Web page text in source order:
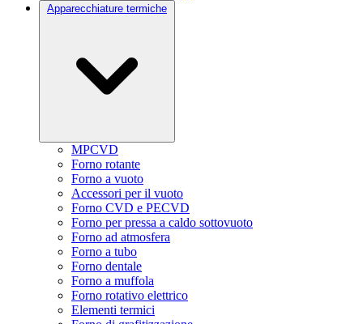
Apparecchiature termiche
MPCVD
Forno rotante
Forno a vuoto
Accessori per il vuoto
Forno CVD e PECVD
Forno per pressa a caldo sottovuoto
Forno ad atmosfera
Forno a tubo
Forno dentale
Forno a muffola
Forno rotativo elettrico
Elementi termici